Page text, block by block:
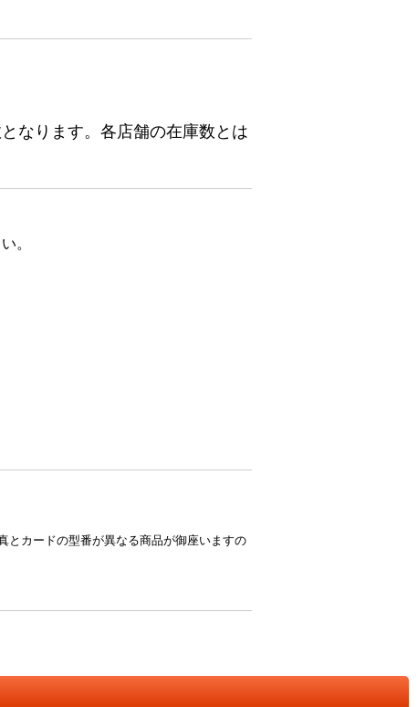
なります。各店舗の在庫数とは
。
とカードの型番が異なる商品が御座いますの